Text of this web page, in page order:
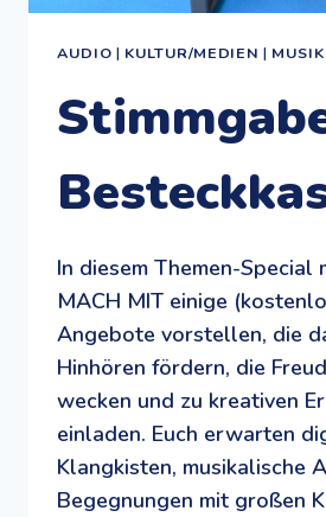
AUDIO | KULTUR/MEDIEN | MUSIK
In diesem Themen-Special
MACH MIT einige
Angebote vorstellen, die
Hinhören fördern, die
wecken und zu kreativen
einladen. Euch erwarten
Klangkisten, musikalische
Begegnungen mit großen